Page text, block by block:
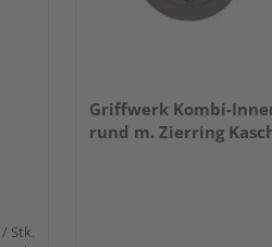
/ Stk.
Griffwerk Kombi-
rund m. Zierring